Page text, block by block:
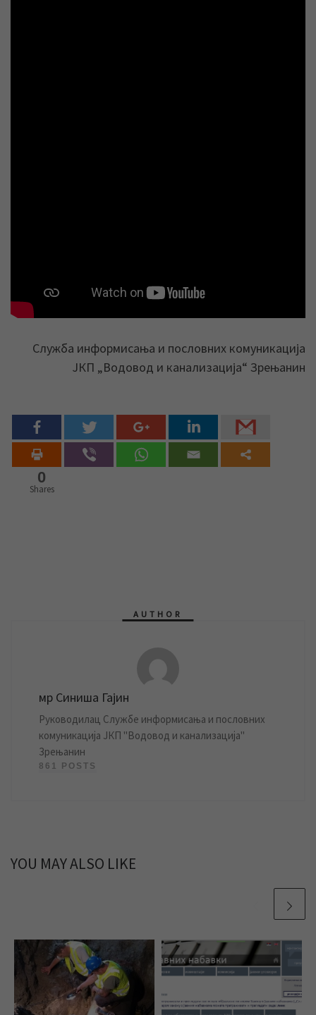
Служба информисања и пословних комуникација
ЈКП „Водовод и канализација“ Зрењанин
0
Shares
AUTHOR
мр Синиша Гајин
Руководилац Службе информисања и пословних
комуникација ЈКП "Водовод и канализација"
Зрењанин
861 POSTS
YOU MAY ALSO LIKE